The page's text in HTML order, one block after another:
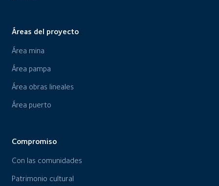
Áreas del proyecto
Área mina
Área pampa
Área obras lineales
Área puerto
Compromiso
Con las comunidades
Patrimonio cultural